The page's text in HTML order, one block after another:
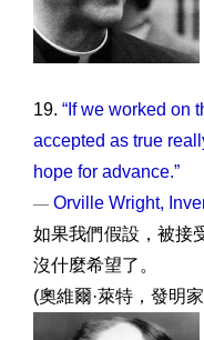
19. “If we worked on
accepted as true
hope for advance.”
— Orville Wright,
如果我們假設，被接
沒什麼希望了。
(奧維爾·萊特，發明